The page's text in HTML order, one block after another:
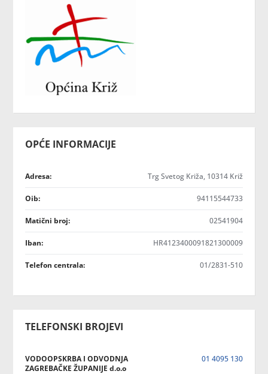
OPĆE INFORMACIJE
Adresa: Trg Svetog Križa, 10314 Križ
Oib: 94115544733
Matični broj: 02541904
Iban: HR4123400091821300009
Telefon centrala: 01/2831-510
TELEFONSKI BROJEVI
VODOOPSKRBA I ODVODNJA
ZAGREBAČKE ŽUPANIJE d.o.o
01 4095 130